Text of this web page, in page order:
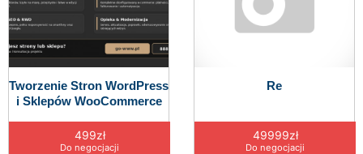
Tworzenie Stron WordPress
i Sklepów WooCommerce
499zł
Do negocjacji
Re
49999zł
Do negocjacji